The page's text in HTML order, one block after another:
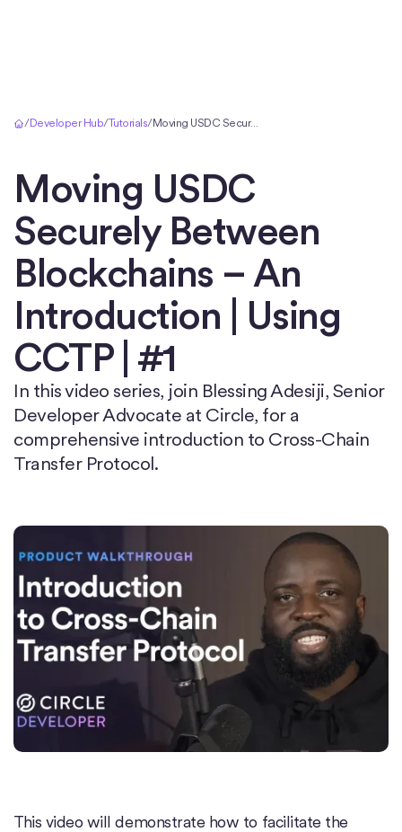
/Developer Hub/Tutorials/ Moving USDC Securely Between Blockchains – An Introduction | Using CCTP | #1
Moving USDC
Securely Between
Blockchains – An
Introduction | Using
CCTP | #1
In this video series, join Blessing Adesiji, Senior
Developer Advocate at Circle, for a
comprehensive introduction to Cross-Chain
Transfer Protocol.
This video will demonstrate how to facilitate the